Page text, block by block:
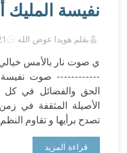
نفيسة المليك
بقلم هويدا عوض الله
ي صوت نار بالأمس
------------ صوت نفيسة
الحق والفضائل في كل
الأصيلة المثقفة في
تصدح برأيها و تقاوم
قراءة المزيد